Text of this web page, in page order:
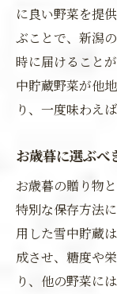
に良い野菜を提
ぶことで、新潟
時に届けること
中貯蔵野菜が他
り、一度味わえ
お歳暮に選ぶべ
お歳暮の贈り物
特別な保存方法
用した雪中貯蔵
成させ、糖度や
り、他の野菜に